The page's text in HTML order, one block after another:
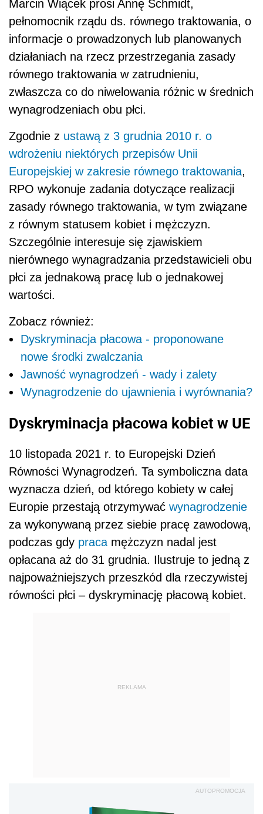
Marcin Wiącek prosi Annę Schmidt,
pełnomocnik rządu ds. równego traktowania, o
informacje o prowadzonych lub planowanych
działaniach na rzecz przestrzegania zasady
równego traktowania w zatrudnieniu,
zwłaszcza co do niwelowania różnic w średnich
wynagrodzeniach obu płci.
Zgodnie z ustawą z 3 grudnia 2010 r. o
wdrożeniu niektórych przepisów Unii
Europejskiej w zakresie równego traktowania,
RPO wykonuje zadania dotyczące realizacji
zasady równego traktowania, w tym związane
z równym statusem kobiet i mężczyzn.
Szczególnie interesuje się zjawiskiem
nierównego wynagradzania przedstawicieli obu
płci za jednakową pracę lub o jednakowej
wartości.
Zobacz również:
Dyskryminacja płacowa - proponowane
nowe środki zwalczania
Jawność wynagrodzeń - wady i zalety
Wynagrodzenie do ujawnienia i wyrównania?
Dyskryminacja płacowa kobiet w UE
10 listopada 2021 r. to Europejski Dzień
Równości Wynagrodzeń. Ta symboliczna data
wyznacza dzień, od którego kobiety w całej
Europie przestają otrzymywać wynagrodzenie
za wykonywaną przez siebie pracę zawodową,
podczas gdy praca mężczyzn nadal jest
opłacana aż do 31 grudnia. Ilustruje to jedną z
najpoważniejszych przeszkód dla rzeczywistej
równości płci – dyskryminację płacową kobiet.
REKLAMA
AUTOPROMOCJA